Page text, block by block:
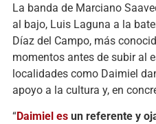
La banda de Marciano
al bajo, Luis Laguna a la
Díaz del Campo, más
momentos antes de subir al
localidades como Daimiel
apoyo a la cultura y, en
“Daimiel esun referente y